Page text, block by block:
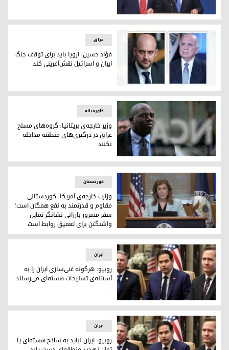
مارکو روبیو، وزیر خارجه‌ و دونالد ترامپ رئیس جمهوری آمریکا
فواد حسینو ژان نوئل بارو، وزاری خارجه‌ی عراق و فرانسه
عراق
فؤاد حسین: اروپا باید برای توقف جنگ
ایران و اسرائیل نقش‌آفرینی کند
دیوید لامی، وزیر امور خارجه‌ی بریتانیا
خاورمیانه
وزیر خارجه‌ی بریتانیا: گروه‌های مسلح
عراق در درگیری‌های منطقه مداخله
نکنند
تامی بروس، سخنگوی وزارت امور خارجه‌ی آمریکا
کوردستان
وزارت خارجه‌ی آمریکا: کوردستانی
مقاوم و قدرتمند به نفع همگان است؛
سفر مسرور بارزانی نشانگر تمایل
واشنگتن برای تعمیق روابط است
روبیو: هرگونه غنی‌سازی ایران را به آستانه‌ی تسلیحات
ایران
روبیو: هرگونه غنی‌سازی ایران را به
آستانه‌ی تسلیحات هسته‌ای می‌رساند
ایران
روبیو: ایران نباید به سلاح هسته‌ای یا